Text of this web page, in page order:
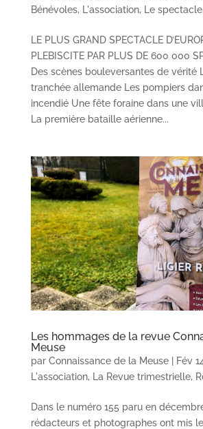
Bénévoles, L'association, Le spectacle,
LE PLUS GRAND SPECTACLE
PLEBISCITE PAR PLUS DE 600 000
Des scènes bouleversantes de vérité
tranchée allemande Les pompiers
incendié Une fête foraine dans une
La première bataille aérienne...
Les hommages de la revue
Meuse
par Connaissance de la Meuse| Fév
L'association, La Revue trimestrielle,
Dans le numéro 155 paru en
rédacteurs et photographes ont mis